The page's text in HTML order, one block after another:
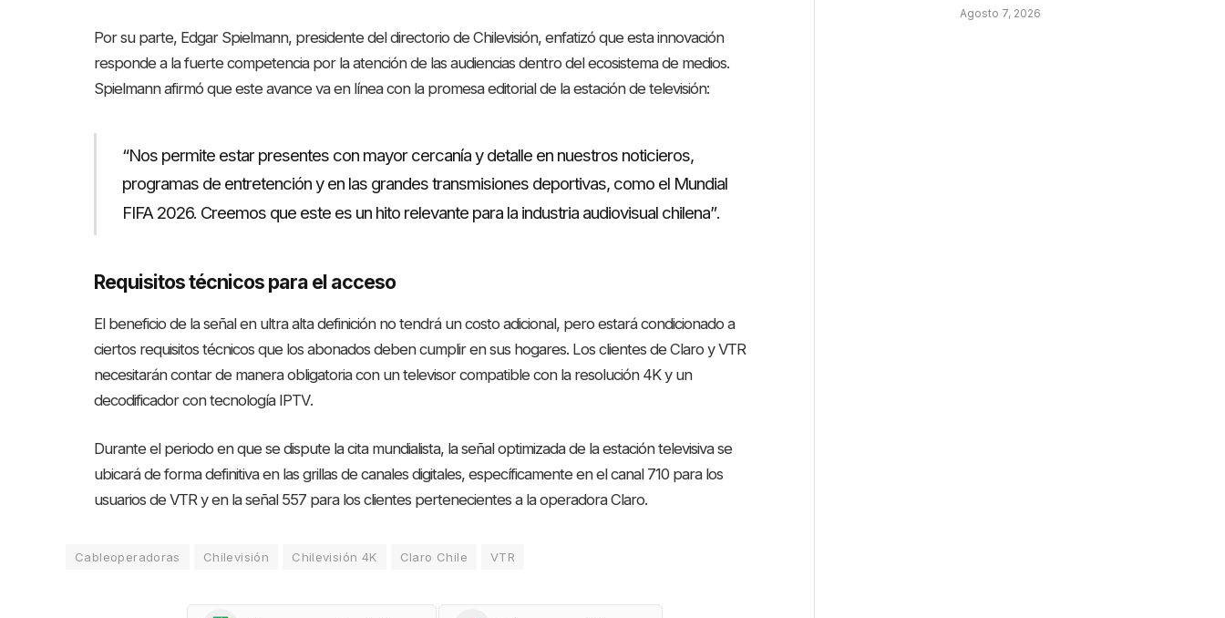
Por su parte, Edgar Spielmann, presidente del directorio de Chilevisión, enfatizó que esta innovación
responde a la fuerte competencia por la atención de las audiencias dentro del ecosistema de medios.
Spielmann afirmó que este avance va en línea con la promesa editorial de la estación de televisión:
“Nos permite estar presentes con mayor cercanía y detalle en nuestros noticieros,
programas de entretención y en las grandes transmisiones deportivas, como el Mundial
FIFA 2026. Creemos que este es un hito relevante para la industria audiovisual chilena”.
Requisitos técnicos para el acceso
El beneficio de la señal en ultra alta definición no tendrá un costo adicional, pero estará condicionado a
ciertos requisitos técnicos que los abonados deben cumplir en sus hogares. Los clientes de Claro y VTR
necesitarán contar de manera obligatoria con un televisor compatible con la resolución 4K y un
decodificador con tecnología IPTV.
Durante el periodo en que se dispute la cita mundialista, la señal optimizada de la estación televisiva se
ubicará de forma definitiva en las grillas de canales digitales, específicamente en el canal 710 para los
usuarios de VTR y en la señal 557 para los clientes pertenecientes a la operadora Claro.
Cableoperadoras Chilevisión Chilevisión 4K Claro Chile VTR
Agosto 7, 2026